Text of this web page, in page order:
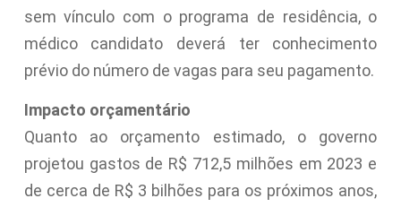
sem vínculo com o programa de residência, o
médico candidato deverá ter conhecimento
prévio do número de vagas para seu pagamento.
Impacto orçamentário
Quanto ao orçamento estimado, o governo
projetou gastos de R$ 712,5 milhões em 2023 e
de cerca de R$ 3 bilhões para os próximos anos,